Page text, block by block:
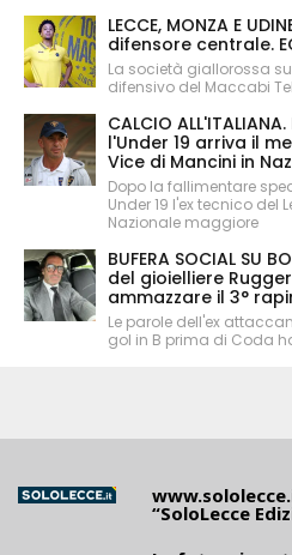
LECCE, MONZA E
difensore centrale.
La società giallorossa
difensivo del Maccabi
CALCIO
l'Under 19 arriva il
Vice di Mancini in
Dopo la fallimentare
Under 19 l'ex tecnico del
Nazionale maggiore
BUFERA SOCIAL SU
del gioielliere
ammazzare il 3°
Le parole dell'ex
gol in B prima di Coda
“SoloLecce